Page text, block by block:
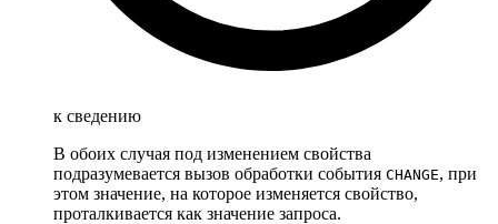
к сведению
В обоих случая под изменением свойства
подразумевается вызов обработки события CHANGE, при
этом значение, на которое изменяется свойство,
проталкивается как значение запроса.